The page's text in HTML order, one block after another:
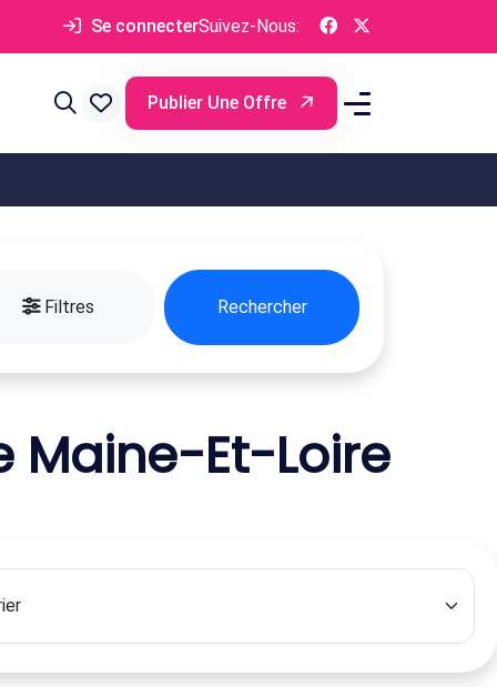
Se connecterSuivez-Nous:
Publier Une Offre
Filtres Rechercher
Maine-Et-Loire